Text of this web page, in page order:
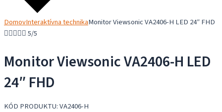
DomovInteraktívna technikaMonitor Viewsonic VA2406-H LED 24″ FHD
5/5
Monitor Viewsonic VA2406-H LED
24″ FHD
KÓD PRODUKTU: VA2406-H